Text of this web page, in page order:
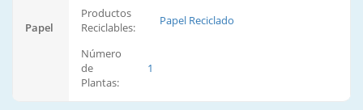
Papel
Productos
Reciclables:
Papel Reciclado
Número
de
Plantas:
1